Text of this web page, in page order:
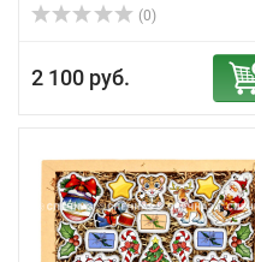
(0)
2 100 руб.